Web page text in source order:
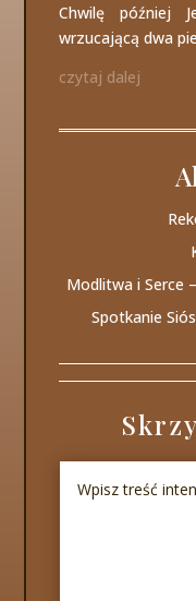
Chwilę później
wrzucającą dwa
czytaj dalej
Modlitwa i Serce
Spotkanie